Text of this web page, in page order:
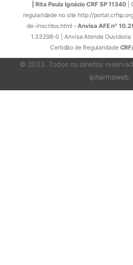
| Rita Paula Ignácio CRF SP 11340 |
regularidade no site http://
de-inscritos.html –Anvisa AFE nº
1.33298-0 | Anvisa Atende
Certidão de Regularidade
© 2023. Todos os direitos
ipharmaweb.